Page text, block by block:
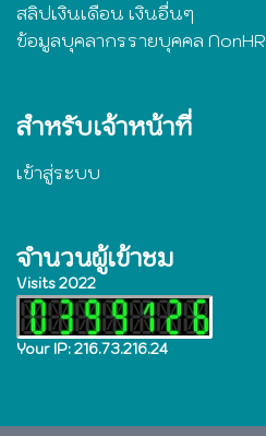
สลิปเงินเดือน เงินอื่นๆ
ข้อมูลบุคลากรรายบุคคล NonHR
สำหรับเจ้าหน้าที่
เข้าสู่ระบบ
จำนวนผู้เข้าชม
Visits 2022
Your IP: 216.73.216.24